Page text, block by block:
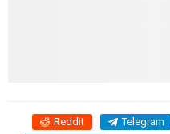
Reddit Telegram